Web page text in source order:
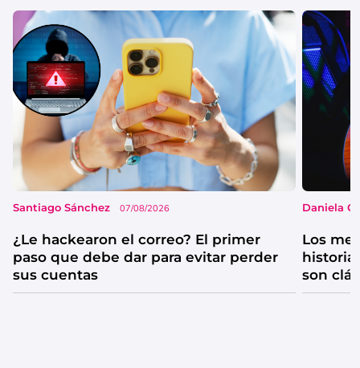
Santiago Sánchez 07/08/2026
¿Le hackearon el correo? El primer
paso que debe dar para evitar perder
sus cuentas
Daniela
Los
historia
son